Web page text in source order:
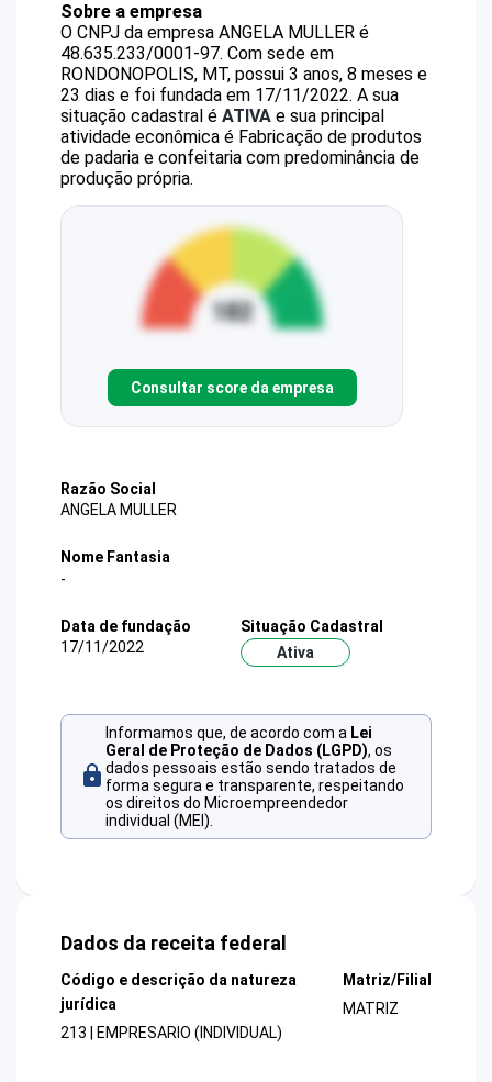
Sobre a empresa
O CNPJ da empresa ANGELA MULLER é
48.635.233/0001-97. Com sede em
RONDONOPOLIS, MT, possui 3 anos, 8 meses e
23 dias e foi fundada em 17/11/2022. A sua
situação cadastral é ATIVA e sua principal
atividade econômica é Fabricação de produtos
de padaria e confeitaria com predominância de
produção própria.
Consultar score da empresa
Razão Social
ANGELA MULLER
Nome Fantasia
-
Data de fundação
17/11/2022
Situação Cadastral
Ativa
Informamos que, de acordo com a Lei
Geral de Proteção de Dados (LGPD), os
dados pessoais estão sendo tratados de
forma segura e transparente, respeitando
os direitos do Microempreendedor
individual (MEI).
Dados da receita federal
Código e descrição da natureza
jurídica
213 | EMPRESARIO (INDIVIDUAL)
Matriz/Filial
MATRIZ